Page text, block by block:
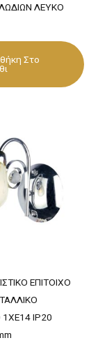
ΛΕΥΚΟ
Στο
ΕΠΙΤΟΙΧΟ
IP20